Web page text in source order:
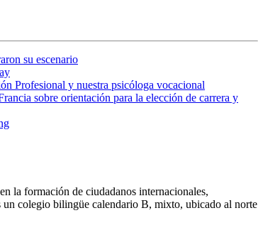
su escenario
Profesional y nuestra psicóloga vocacional
sobre orientación para la elección de carrera y
la formación de ciudadanos internacionales,
colegio bilingüe calendario B, mixto, ubicado al norte